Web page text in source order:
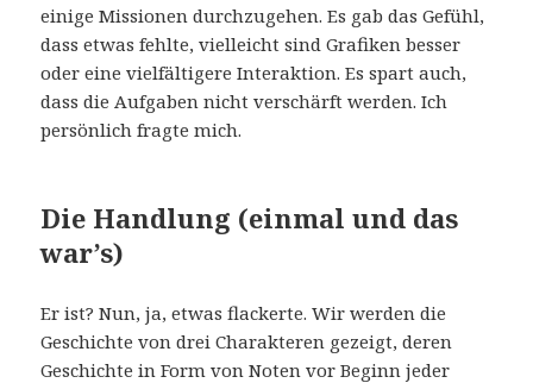
einige Missionen durchzugehen. Es gab das Gefühl,
dass etwas fehlte, vielleicht sind Grafiken besser
oder eine vielfältigere Interaktion. Es spart auch,
dass die Aufgaben nicht verschärft werden. Ich
persönlich fragte mich.
Die Handlung (einmal und das
war’s)
Er ist? Nun, ja, etwas flackerte. Wir werden die
Geschichte von drei Charakteren gezeigt, deren
Geschichte in Form von Noten vor Beginn jeder